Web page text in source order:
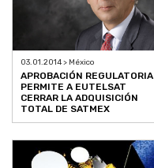
03.01.2014 > México
APROBACIÓN REGULATORIA
PERMITE A EUTELSAT
CERRAR LA ADQUISICIÓN
TOTAL DE SATMEX